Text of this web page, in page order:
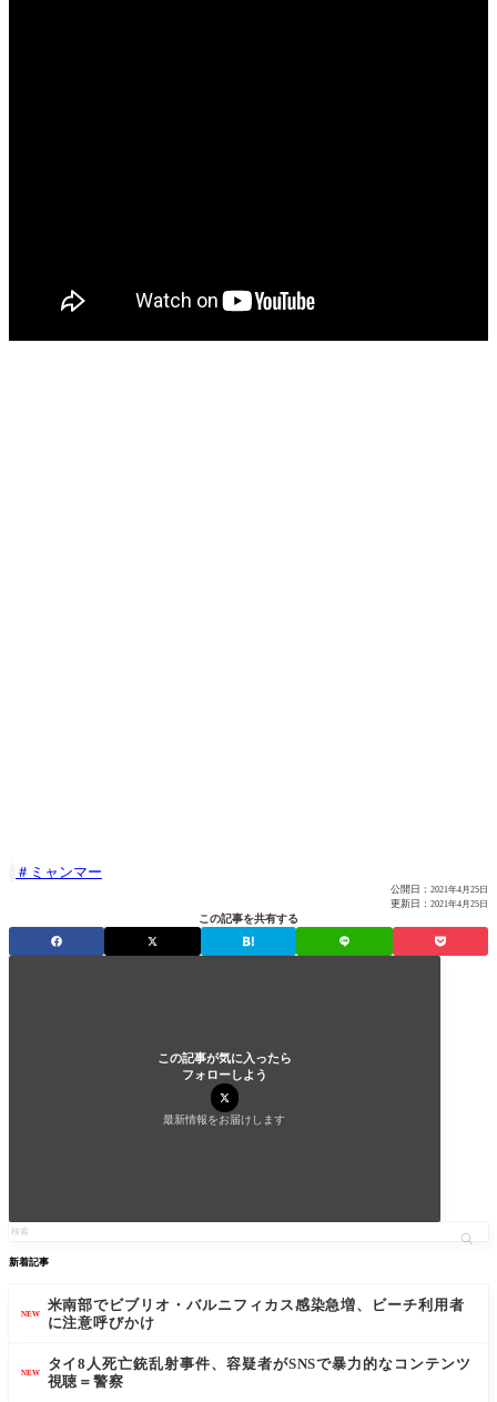
ミャンマー
公開日： 2021年4月25日
更新日： 2021年4月25日
この記事を共有する
この記事が気に入ったら
フォローしよう
最新情報をお届けします
新着記事
NEW
米南部でビブリオ・バルニフィカス感染急増、ビーチ利用者
に注意呼びかけ
NEW
タイ8人死亡銃乱射事件、容疑者がSNSで暴力的なコンテンツ
視聴＝警察